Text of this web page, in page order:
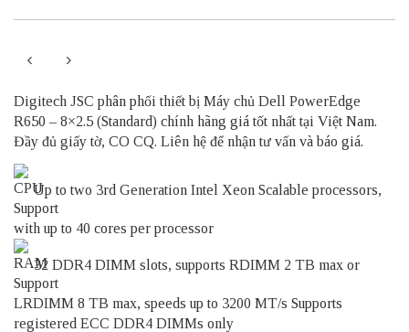
Digitech JSC phân phối thiết bị Máy chủ Dell PowerEdge
R650 – 8×2.5 (Standard) chính hãng giá tốt nhất tại Việt Nam.
Đầy đủ giấy tờ, CO CQ. Liên hệ để nhận tư vấn và báo giá.
Up to two 3rd Generation Intel Xeon Scalable processors,
with up to 40 cores per processor
32 DDR4 DIMM slots, supports RDIMM 2 TB max or
LRDIMM 8 TB max, speeds up to 3200 MT/s Supports
registered ECC DDR4 DIMMs only